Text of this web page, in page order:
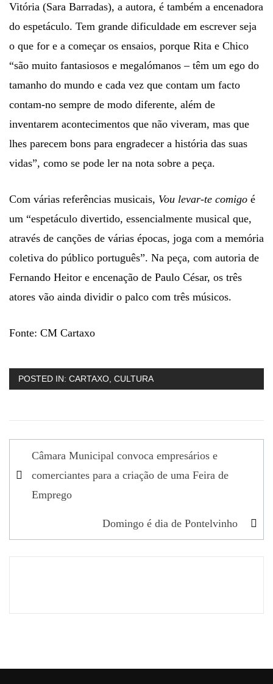
Vitória (Sara Barradas), a autora, é também a encenadora
do espetáculo. Tem grande dificuldade em escrever seja
o que for e a começar os ensaios, porque Rita e Chico
“são muito fantasiosos e megalómanos – têm um ego do
tamanho do mundo e cada vez que contam um facto
contam-no sempre de modo diferente, além de
inventarem acontecimentos que não viveram, mas que
lhes parecem bons para engradecer a história das suas
vidas”, como se pode ler na nota sobre a peça.
Com várias referências musicais, Vou levar-te comigo é
um “espetáculo divertido, essencialmente musical que,
através de canções de várias épocas, joga com a memória
coletiva do público português”. Na peça, com autoria de
Fernando Heitor e encenação de Paulo César, os três
atores vão ainda dividir o palco com três músicos.
Fonte: CM Cartaxo
POSTED IN: CARTAXO CULTURA
Navegação
de
artigos
Câmara Municipal convoca empresários e
comerciantes para a criação de uma Feira de
Emprego
Domingo é dia de Pontelvinho